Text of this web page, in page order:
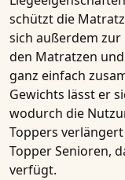
schützt die
sich außerdem
den Matratzen
ganz einfach
Gewichts lässt er
wodurch die
Toppers
Topper Senioren,
verfügt.